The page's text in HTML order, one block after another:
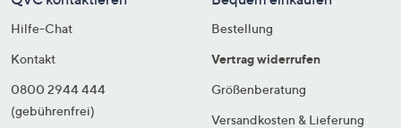
Hilfe-Chat
Kontakt
0800 2944 444
(gebührenfrei)
Bestellung
Vertrag widerrufen
Größenberatung
Versandkosten & Lieferung